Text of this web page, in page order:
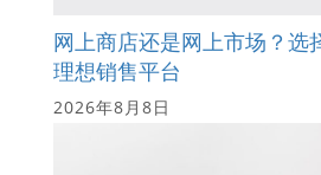
网上商店还是网上市场？选
理想销售平台
2026年8月8日